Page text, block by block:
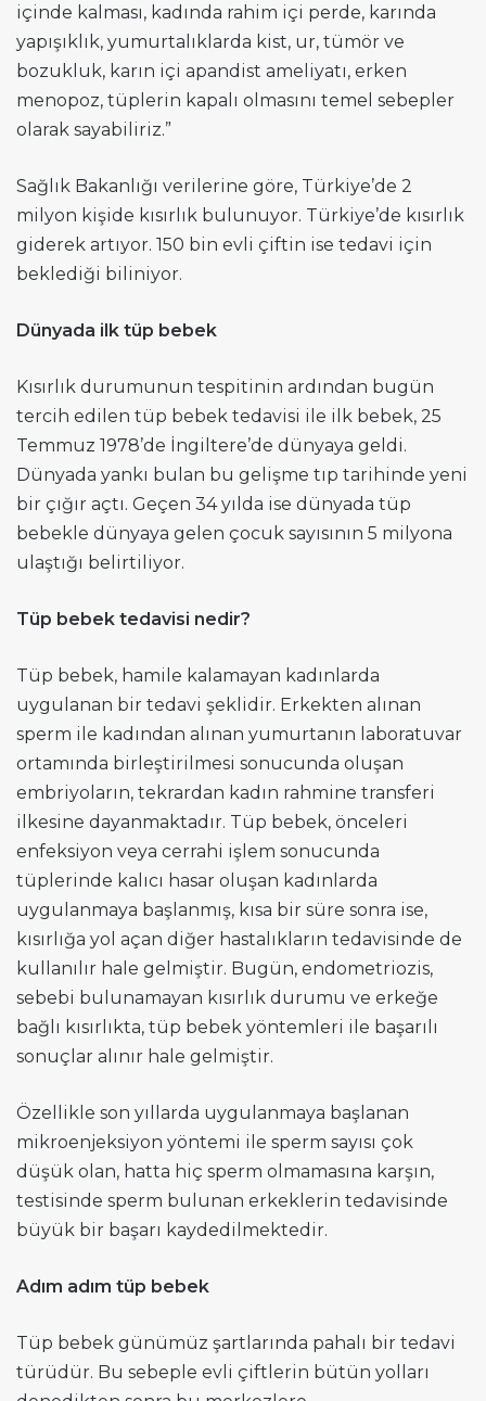
içinde kalması, kadında rahim içi perde, karında
yapışıklık, yumurtalıklarda kist, ur, tümör ve
bozukluk, karın içi apandist ameliyatı, erken
menopoz, tüplerin kapalı olmasını temel sebepler
olarak sayabiliriz.”
Sağlık Bakanlığı verilerine göre, Türkiye’de 2
milyon kişide kısırlık bulunuyor. Türkiye’de kısırlık
giderek artıyor. 150 bin evli çiftin ise tedavi için
beklediği biliniyor.
Dünyada ilk tüp bebek
Kısırlık durumunun tespitinin ardından bugün
tercih edilen tüp bebek tedavisi ile ilk bebek, 25
Temmuz 1978’de İngiltere’de dünyaya geldi.
Dünyada yankı bulan bu gelişme tıp tarihinde yeni
bir çığır açtı. Geçen 34 yılda ise dünyada tüp
bebekle dünyaya gelen çocuk sayısının 5 milyona
ulaştığı belirtiliyor.
Tüp bebek tedavisi nedir?
Tüp bebek, hamile kalamayan kadınlarda
uygulanan bir tedavi şeklidir. Erkekten alınan
sperm ile kadından alınan yumurtanın laboratuvar
ortamında birleştirilmesi sonucunda oluşan
embriyoların, tekrardan kadın rahmine transferi
ilkesine dayanmaktadır. Tüp bebek, önceleri
enfeksiyon veya cerrahi işlem sonucunda
tüplerinde kalıcı hasar oluşan kadınlarda
uygulanmaya başlanmış, kısa bir süre sonra ise,
kısırlığa yol açan diğer hastalıkların tedavisinde de
kullanılır hale gelmiştir. Bugün, endometriozis,
sebebi bulunamayan kısırlık durumu ve erkeğe
bağlı kısırlıkta, tüp bebek yöntemleri ile başarılı
sonuçlar alınır hale gelmiştir.
Özellikle son yıllarda uygulanmaya başlanan
mikroenjeksiyon yöntemi ile sperm sayısı çok
düşük olan, hatta hiç sperm olmamasına karşın,
testisinde sperm bulunan erkeklerin tedavisinde
büyük bir başarı kaydedilmektedir.
Adım adım tüp bebek
Tüp bebek günümüz şartlarında pahalı bir tedavi
türüdür. Bu sebeple evli çiftlerin bütün yolları